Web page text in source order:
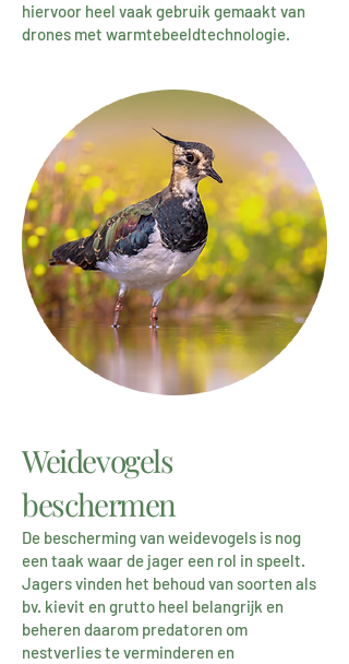
hiervoor heel vaak gebruik gemaakt van
drones met warmtebeeldtechnologie.
Weidevogels
beschermen
De bescherming van weidevogels is nog
een taak waar de jager een rol in speelt.
Jagers vinden het behoud van soorten als
bv. kievit en grutto heel belangrijk en
beheren daarom predatoren om
nestverlies te verminderen en